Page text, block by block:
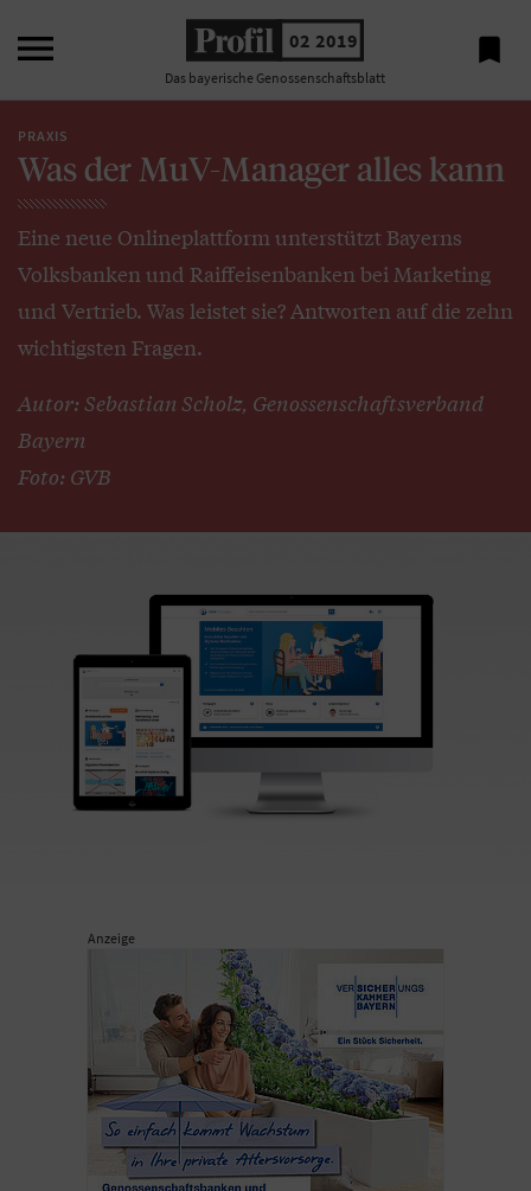
 02 2019
Das bayerische Genossenschaftsblatt

PRAXIS
Was der MuV-Manager alles kann
Eine neue Onlineplattform unterstützt Bayerns
Volksbanken und Raiffeisenbanken bei Marketing
und Vertrieb. Was leistet sie? Antworten auf die zehn
wichtigsten Fragen.
Autor: Sebastian Scholz, Genossenschaftsverband
Bayern
Foto: GVB
Anzeige